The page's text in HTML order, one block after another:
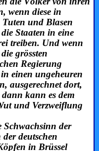
wenn diese in
und Blasen
Staaten in eine
treiben. Und wenn
grössten
Regierung
einen ungeheuren
ausgerechnet dort,
kann es dem
und Verzweiflung
Schwachsinn der
deutschen
in Brüssel